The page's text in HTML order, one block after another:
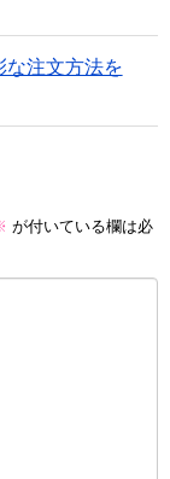
な注文方法を
が付いている欄は必